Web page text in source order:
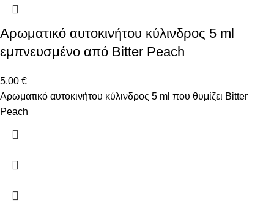
Αρωματικό αυτοκινήτου κύλινδρος 5 ml
εμπνευσμένο από Bitter Peach
5.00 €
Αρωματικό αυτοκινήτου κύλινδρος 5 ml που θυμίζει Bitter
Peach